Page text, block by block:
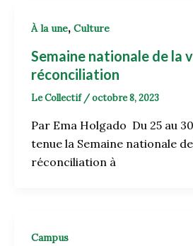
À la une, Culture
Semaine nationale de la
réconciliation
Le Collectif /octobre 8, 2023
Par Ema Holgado Du 25 au
tenue la Semaine nationale
réconciliation à
Campus